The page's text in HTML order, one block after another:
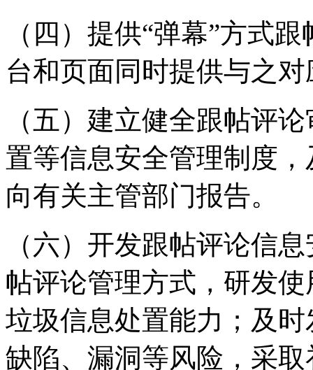
（四）提供“弹幕”方式
台和页面同时提供与之
（五）建立健全跟帖评
置等信息安全管理制度
向有关主管部门报告。
（六）开发跟帖评论信
帖评论管理方式，研发
垃圾信息处置能力；及
缺陷、漏洞等风险，采